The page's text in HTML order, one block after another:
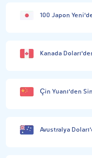
100 Japon
Kanada
Çin Yuanı'den
Avustralya